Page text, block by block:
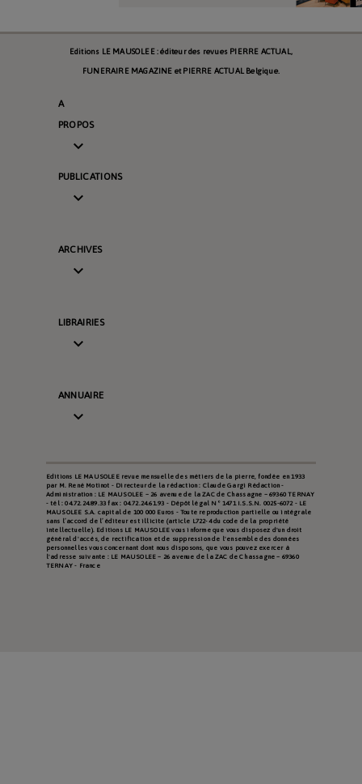
Editions LE MAUSOLEE : éditeur des revues PIERRE ACTUAL,
FUNERAIRE MAGAZINE et PIERRE ACTUAL Belgique.
A
PROPOS

PUBLICATIONS

ARCHIVES

LIBRAIRIES

ANNUAIRE

Editions LE MAUSOLEE revue mensuelle des métiers de la pierre, fondée en 1933
par M. René Motinot - Directeur de la rédaction : Claude Gargi Rédaction -
Administration : LE MAUSOLEE – 26 avenue de la ZAC de Chassagne – 69360 TERNAY
- tél : 04.72.24.89.33 fax : 04.72.24.61.93 - Dépôt légal N° 1471 I.S.S.N. 0025-6072 - LE
MAUSOLEE S.A. capital de 100 000 Euros - Toute reproduction partielle ou intégrale
sans l’accord de l’éditeur est illicite (article L722-4 du code de la propriété
intellectuelle). Editions LE MAUSOLEE vous informe que vous disposez d'un droit
général d'accès, de rectification et de suppression de l'ensemble des données
personnelles vous concernant dont nous disposons, que vous pouvez exercer à
l'adresse suivante : LE MAUSOLEE – 26 avenue de la ZAC de Chassagne – 69360
TERNAY - France